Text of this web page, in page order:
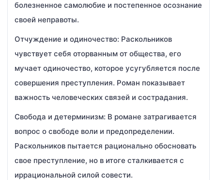
болезненное самолюбие и постепенное осознание
своей неправоты.
Отчуждение и одиночество: Раскольников
чувствует себя оторванным от общества, его
мучает одиночество, которое усугубляется после
совершения преступления. Роман показывает
важность человеческих связей и сострадания.
Свобода и детерминизм: В романе затрагивается
вопрос о свободе воли и предопределении.
Раскольников пытается рационально обосновать
свое преступление, но в итоге сталкивается с
иррациональной силой совести.